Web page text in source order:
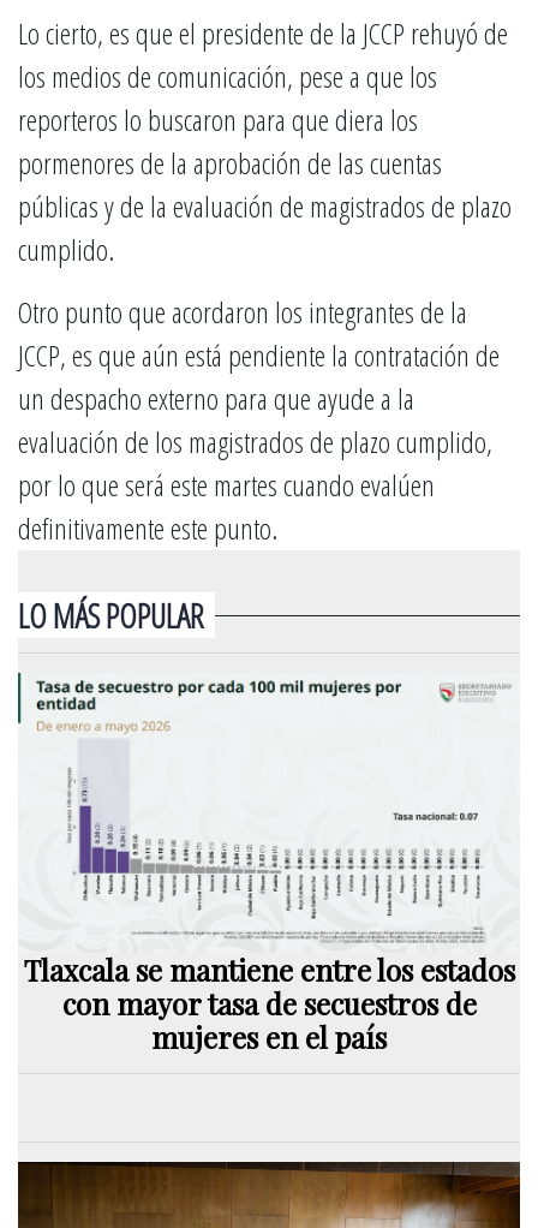
Lo cierto, es que el presidente de la JCCP rehuyó de
los medios de comunicación, pese a que los
reporteros lo buscaron para que diera los
pormenores de la aprobación de las cuentas
públicas y de la evaluación de magistrados de plazo
cumplido.
Otro punto que acordaron los integrantes de la
JCCP, es que aún está pendiente la contratación de
un despacho externo para que ayude a la
evaluación de los magistrados de plazo cumplido,
por lo que será este martes cuando evalúen
definitivamente este punto.
LO MÁS POPULAR
Tlaxcala se mantiene entre los estados
con mayor tasa de secuestros de
mujeres en el país